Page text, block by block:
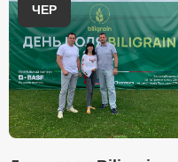
ЧЕР